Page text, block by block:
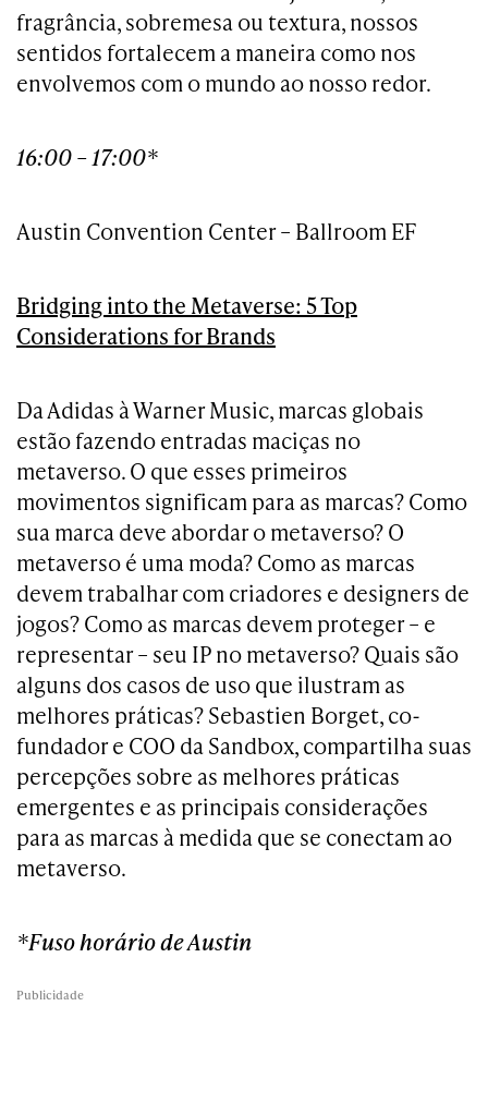
fragrância, sobremesa ou textura, nossos
sentidos fortalecem a maneira como nos
envolvemos com o mundo ao nosso redor.
16:00 – 17:00*
Austin Convention Center – Ballroom EF
Bridging into the Metaverse: 5 Top
Considerations for Brands
Da Adidas à Warner Music, marcas globais
estão fazendo entradas maciças no
metaverso. O que esses primeiros
movimentos significam para as marcas? Como
sua marca deve abordar o metaverso? O
metaverso é uma moda? Como as marcas
devem trabalhar com criadores e designers de
jogos? Como as marcas devem proteger – e
representar – seu IP no metaverso? Quais são
alguns dos casos de uso que ilustram as
melhores práticas? Sebastien Borget, co-
fundador e COO da Sandbox, compartilha suas
percepções sobre as melhores práticas
emergentes e as principais considerações
para as marcas à medida que se conectam ao
metaverso.
*Fuso horário de Austin
Publicidade